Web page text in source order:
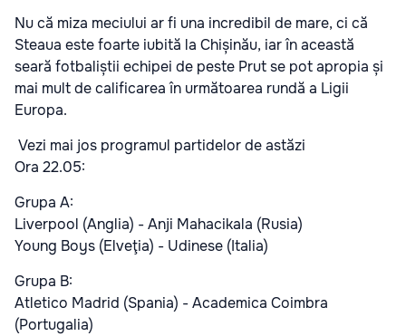
Nu că miza meciului ar fi una incredibil de mare, ci că
Steaua este foarte iubită la Chișinău, iar în această
seară fotbaliștii echipei de peste Prut se pot apropia și
mai mult de calificarea în următoarea rundă a Ligii
Europa.
Vezi mai jos programul partidelor de astăzi
Ora 22.05:
Grupa A:
Liverpool (Anglia) - Anji Mahacikala (Rusia)
Young Boys (Elveţia) - Udinese (Italia)
Grupa B:
Atletico Madrid (Spania) - Academica Coimbra
(Portugalia)